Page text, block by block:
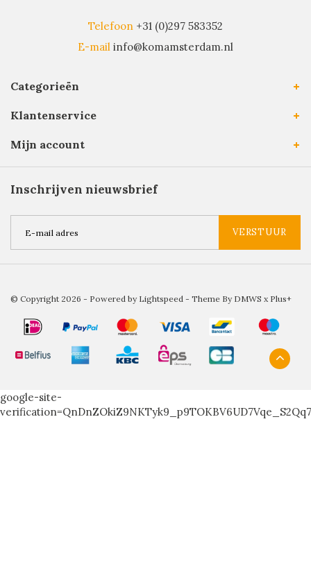
Telefoon +31 (0)297 583352
E-mail info@komamsterdam.nl
Categorieën
Klantenservice
Mijn account
Inschrijven nieuwsbrief
VERSTUUR
© Copyright 2026 - Powered by Lightspeed - Theme By DMWS x Plus+
google-site-